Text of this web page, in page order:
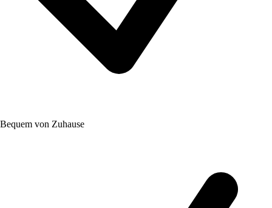
Bequem von Zuhause